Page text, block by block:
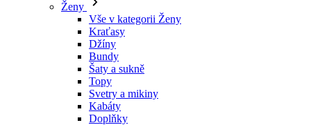
Ženy
Vše v kategorii Ženy
Kraťasy
Džíny
Bundy
Šaty a sukně
Topy
Svetry a mikiny
Kabáty
Doplňky